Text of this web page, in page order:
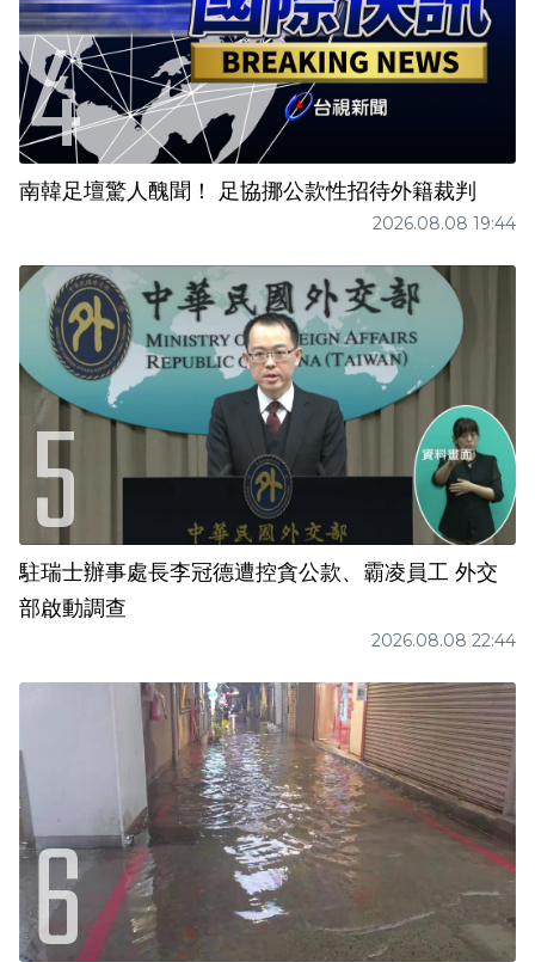
南韓足壇驚人醜聞！ 足協挪公款性招待外籍裁判
2026.08.08 19:44
駐瑞士辦事處長李冠德遭控貪公款、霸凌員工 外交
部啟動調查
2026.08.08 22:44